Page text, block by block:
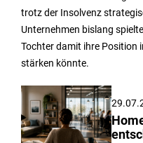
trotz der Insolvenz
Unternehmen bislang
Tochter damit ihre Position
stärken könnte.